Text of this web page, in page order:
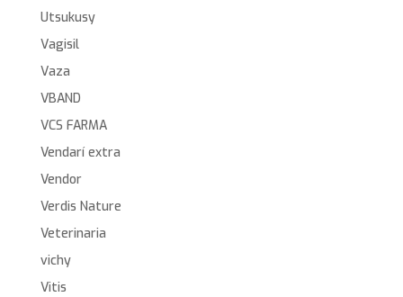
Utsukusy
Vagisil
Vaza
VBAND
VCS FARMA
Vendarí extra
Vendor
Verdis Nature
Veterinaria
vichy
Vitis